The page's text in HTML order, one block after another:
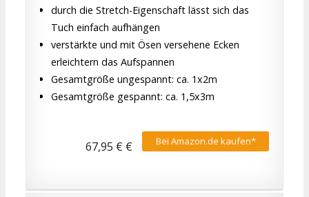
durch die Stretch-Eigenschaft lässt sich das
Tuch einfach aufhängen
verstärkte und mit Ösen versehene Ecken
erleichtern das Aufspannen
Gesamtgröße ungespannt: ca. 1x2m
Gesamtgröße gespannt: ca. 1,5x3m
Bei Amazon.de kaufen*
67,95 € €